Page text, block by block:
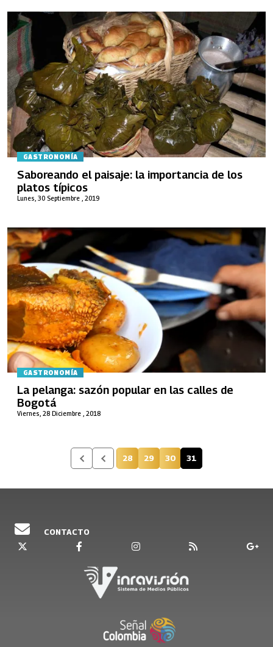
GASTRONOMÍA
Lunes, 30 Septiembre , 2019
Saboreando el paisaje: la importancia de los
platos típicos
GASTRONOMÍA
Viernes, 28 Diciembre , 2018
La pelanga: sazón popular en las calles de
Bogotá
Página
28 Página
29 Página
30 Página actual
31
CONTACTO